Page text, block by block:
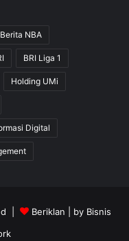
Berita NBA
BRI Liga 1
Holding UMi
Digital
| Beriklan | by Bisnis